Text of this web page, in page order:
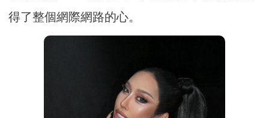
得了整個網際網路的心。